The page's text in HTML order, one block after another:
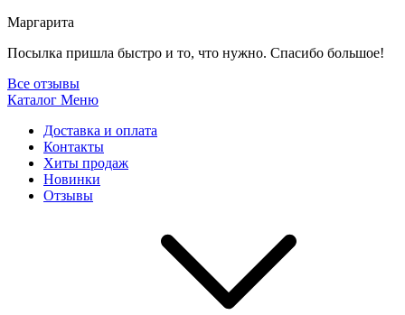
Маргарита
Посылка пришла быстро и то, что нужно. Спасибо большое!
Все отзывы
Каталог Меню
Доставка и оплата
Контакты
Хиты продаж
Новинки
Отзывы